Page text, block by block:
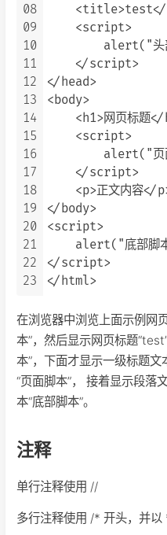
08
09
10
11
12
13
14
15
16
17
18
19
20
21
22
23
    <script>
alert("头
    </script>
</head>
<body>
<h1>网页标题
    <script>
alert("页
    </script>
<p>正文内容</
</body>
<script>
alert("底部脚
</script>
在浏览器中浏览上面示例网
本”，然后显示网页标题
本”，下面才显示一级标题文
“页面脚本”， 接着显示段落
本“底部脚本”。
注释
单行注释使用 //
多行注释使用 /* 开头，并以